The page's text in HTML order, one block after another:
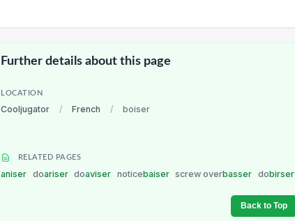
Further details about this page
LOCATION
Cooljugator / French / boiser
RELATED PAGES
aniser doariser doaviser noticebaiser screw overbasser dobirser
Back to Top